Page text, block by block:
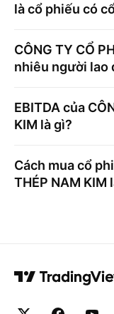
là cổ phiếu có
CÔNG TY CỔ
nhiêu người lao
EBITDA của
KIM là gì?
Cách mua cổ
THÉP NAM KIM